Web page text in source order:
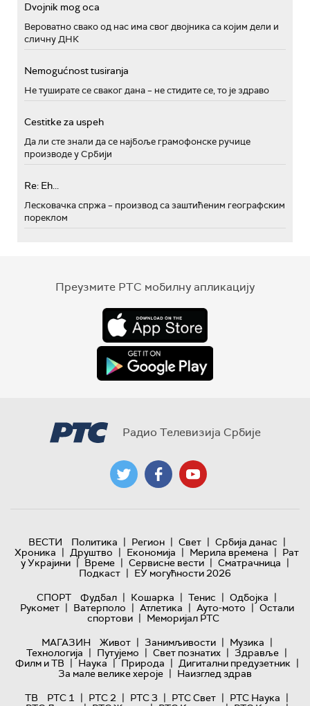
Dvojnik mog oca
Вероватно свако од нас има свог двојника са којим дели и
сличну ДНК
Nemogućnost tusiranja
Не туширате се сваког дана – не стидите се, то је здраво
Cestitke za uspeh
Да ли сте знали да се најбоље грамофонске ручице
производе у Србији
Re: Eh...
Лесковачка спржа – производ са заштићеним географским
пореклом
Преузмите РТС мобилну апликацију
Радио Телевизија Србије
ВЕСТИ Политика | Регион | Свет | Србија данас |
Хроника | Друштво | Економија | Мерила времена | Рат
у Украјини | Време | Сервисне вести | Сматрачница |
Подкаст | ЕУ могућности 2026
СПОРТ
Фудбал | Кошарка | Тенис | Одбојка |
Рукомет | Ватерполо | Атлетика | Ауто-мото | Остали
спортови | Меморијал РТС
МАГАЗИН
Живот | Занимљивости | Музика |
Технологијa | Путујемо | Свет познатих | Здравље |
Филм и ТВ | Наука | Природа | Дигитални предузетник |
За мале велике хероје | Наизглед здрав
ТВ
РТС 1 | РТС 2 | РТС 3 | РТС Свет | РТС Наука |